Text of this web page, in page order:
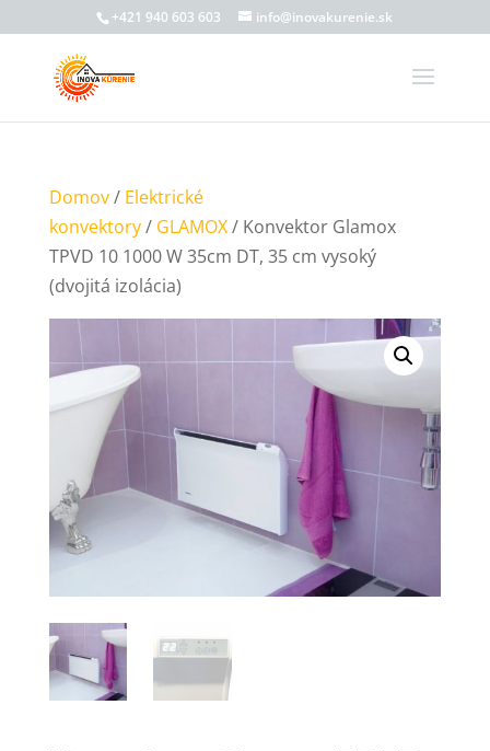
+421 940 603 603 info@inovakurenie.sk
Domov/ Elektrické
konvektory/ GLAMOX/ Konvektor Glamox
TPVD 10 1000 W 35cm DT, 35 cm vysoký
(dvojitá izolácia)